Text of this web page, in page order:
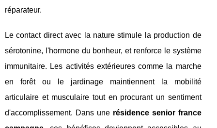
réparateur.
Le contact direct avec la nature stimule la production de
sérotonine, l'hormone du bonheur, et renforce le système
immunitaire. Les activités extérieures comme la marche
en forêt ou le jardinage maintiennent la mobilité
articulaire et musculaire tout en procurant un sentiment
d'accomplissement. Dans une résidence senior france